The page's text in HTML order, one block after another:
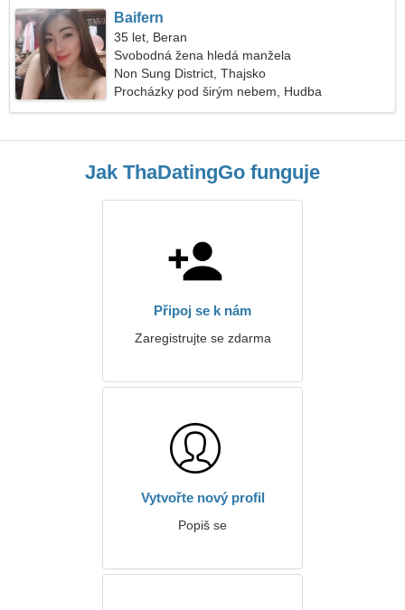
Baifern
35 let, Beran
Svobodná žena hledá manžela
Non Sung District, Thajsko
Procházky pod širým nebem, Hudba
Jak ThaDatingGo funguje
Připoj se k nám
Zaregistrujte se zdarma
Vytvořte nový profil
Popiš se